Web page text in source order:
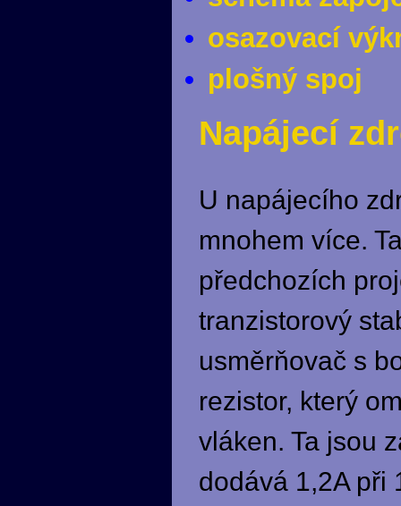
osazovací
plošný spoj
Napájecí
U napájecího
mnohem více.
předchozích
tranzistorový
usměrňovač s
rezistor, který
vláken. Ta jsou
dodává 1,2A při